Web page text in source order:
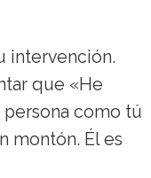
intervención.
que «He
como tú
montón. Él es